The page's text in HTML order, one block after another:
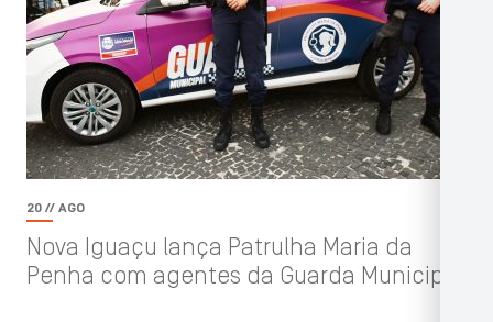
20 // AGO
Nova Iguaçu lança Patrulha Maria da
Penha com agentes da Guarda Municipal